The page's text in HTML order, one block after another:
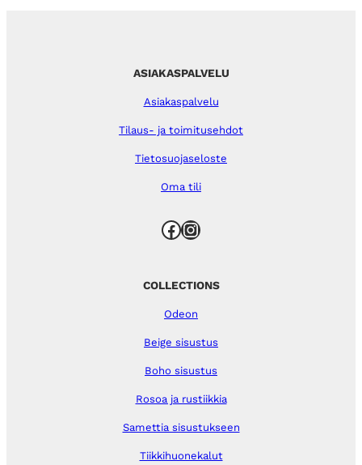
ASIAKASPALVELU
Asiakaspalvelu
Tilaus- ja toimitusehdot
Tietosuojaseloste
Oma tili
Facebook Instagram
COLLECTIONS
Odeon
Beige sisustus
Boho sisustus
Rosoa ja rustiikkia
Samettia sisustukseen
Tiikkihuonekalut